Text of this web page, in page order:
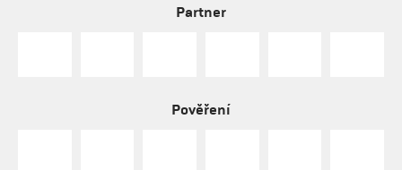
Partner
Pověření